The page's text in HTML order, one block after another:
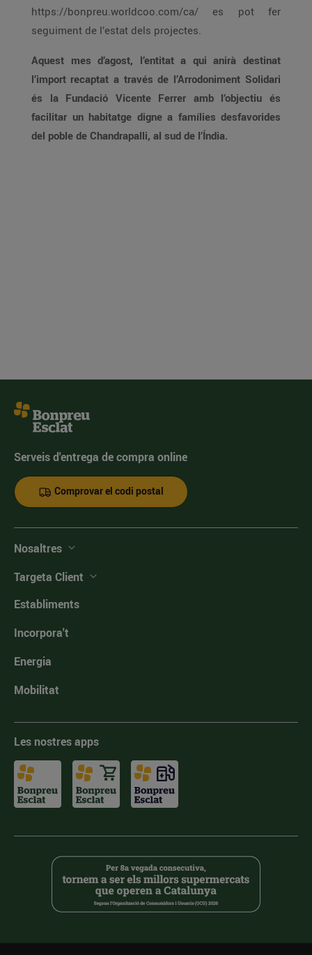
https://bonpreu.worldcoo.com/ca/ es pot fer
seguiment de l’estat dels projectes.
Aquest mes d’agost, l’entitat a qui anirà destinat
l’import recaptat a través de l’Arrodoniment Solidari
és la Fundació Vicente Ferrer amb l’objectiu és
facilitar un habitatge digne a famílies desfavorides
del poble de Chandrapalli, al sud de l’Índia.
Serveis d'entrega de compra online
Comprovar el codi postal
Nosaltres
Targeta Client
Establiments
Incorpora't
Energia
Mobilitat
Les nostres apps